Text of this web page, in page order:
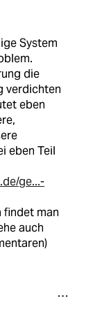
System
die
verdichten
eben
eben Teil
ge...-
findet man
auch